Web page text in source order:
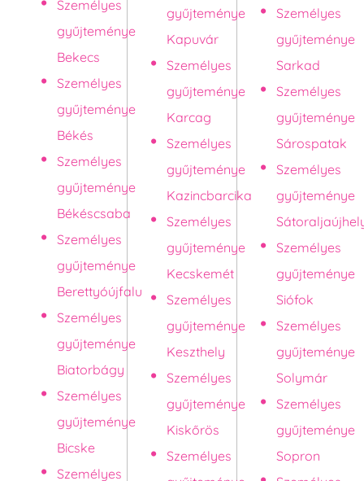
Személyes
gyűjteménye
Bekecs
Személyes
gyűjteménye
Békés
Személyes
gyűjteménye
Békéscsaba
Személyes
gyűjteménye
Berettyóújfalu
Személyes
gyűjteménye
Biatorbágy
Személyes
gyűjteménye
Bicske
Személyes
gyűjteménye
Kapuvár
Személyes
gyűjteménye
Karcag
Személyes
gyűjteménye
Kazincbarcika
Személyes
gyűjteménye
Kecskemét
Személyes
gyűjteménye
Keszthely
Személyes
gyűjteménye
Kiskőrös
Személyes
Személyes
gyűjteménye
Sarkad
Személyes
gyűjteménye
Sárospatak
Személyes
gyűjteménye
Személyes
gyűjteménye
Siófok
Személyes
gyűjteménye
Solymár
Személyes
gyűjteménye
Sopron